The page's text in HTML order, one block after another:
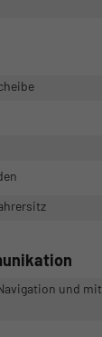
und mit